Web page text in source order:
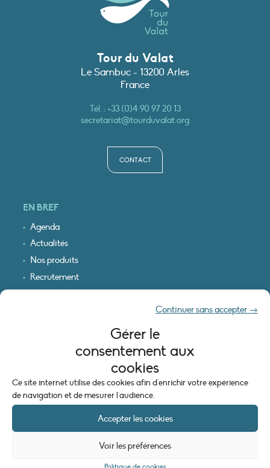
Gérer le
consentement aux
cookies
Ce site internet utilise des cookies afin d'enrichir votre expérience
de navigation et de mesurer l'audience.
Accepter les cookies
Continuer sans accepter →
Voir les préférences
Tour du Valat
Le Sambuc - 13200 Arles
France
Tél. :+33 (0)4 90 97 20 13
secretariat@tourduvalat.org
CONTACT
EN BREF
Agenda
Actualités
Nos produits
Recrutement
Recevoir nos infos
INFORMATIONS LÉGALES
Mentions légales
Politique de cookies (UE)